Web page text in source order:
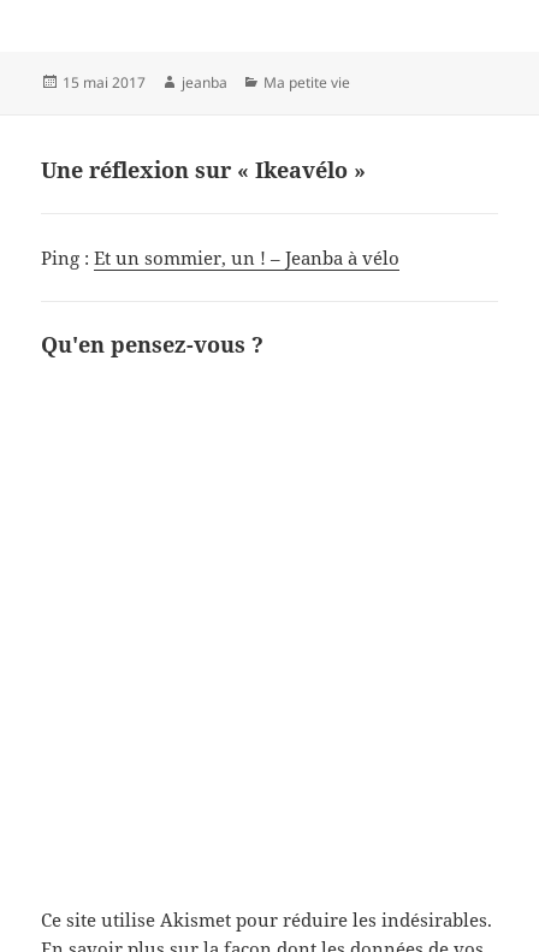
Publié
15 mai 2017 Auteur
jeanba Catégories
Ma petite vie
Une réflexion sur « Ikeavélo »
Ping :Et un sommier, un ! – Jeanba à vélo
Qu'en pensez-vous ?
Ce site utilise Akismet pour réduire les indésirables.